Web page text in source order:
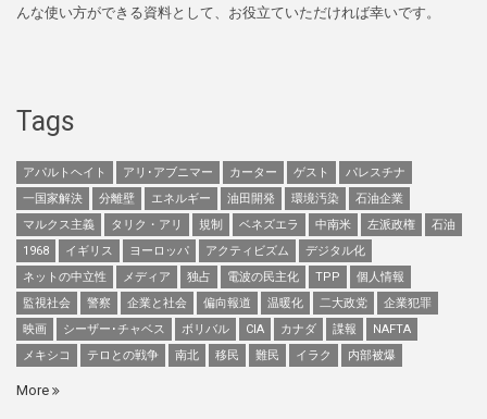
んな使い方ができる資料として、お役立ていただければ幸いです。
Tags
アパルトヘイト アリ･アブニマー カーター ゲスト
パレスチナ
一国家解決
分離壁 エネルギー 油田開発 環境汚染
石油企業
マルクス主義
タリク・アリ 規制 ベネズエラ 中南米 左派政権
石油
1968
イギリス ヨーロッパ アクティビズム
デジタル化
ネットの中立性
メディア 独占 電波の民主化 TPP
個人情報
監視社会
警察 企業と社会 偏向報道 温暖化 二大政党
企業犯罪
映画
シーザー･チャベス ボリバル CIA カナダ 諜報
NAFTA
メキシコ
テロとの戦争 南北 移民 難民 イラク 内部被爆
More